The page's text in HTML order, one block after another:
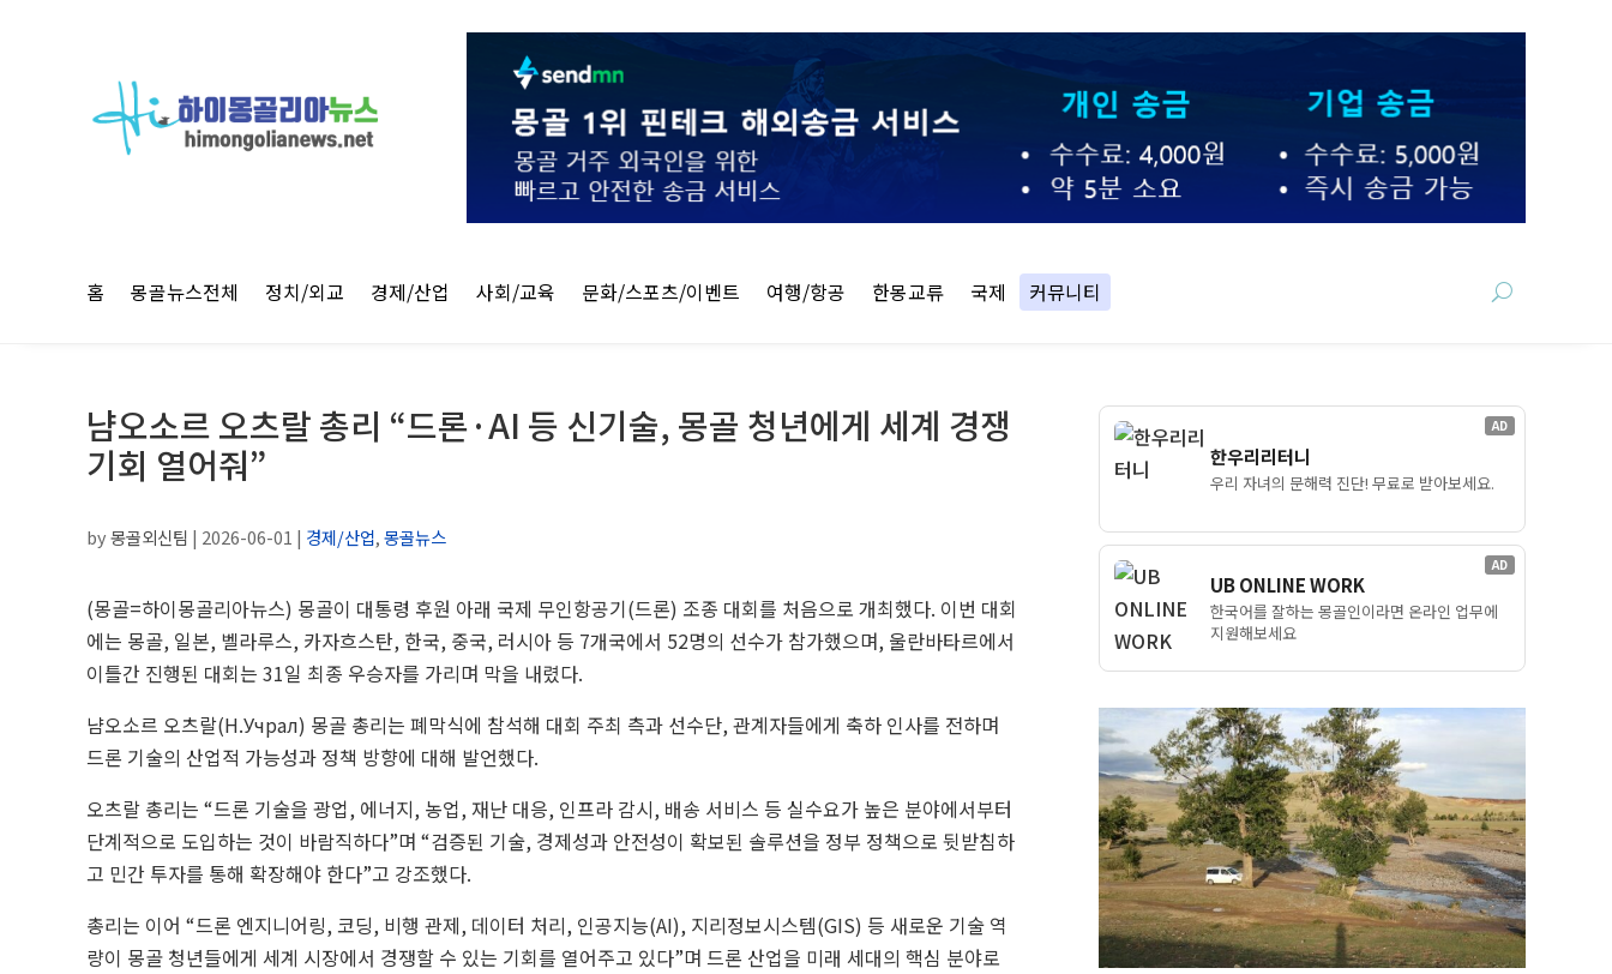
홈 몽골뉴스전체 정치/외교 경제/산업 사회/교육 문화/스포츠/이벤트 여행/항공 한몽교류 국제 커뮤니티
냠오소르 오츠랄 총리 “드론·AI 등 신기술, 몽골 청년에게 세계 경쟁
기회 열어줘”
by몽골외신팀 | 2026-06-01 | 경제/산업,몽골뉴스
(몽골=하이몽골리아뉴스) 몽골이 대통령 후원 아래 국제 무인항공기(드론) 조종 대회를 처음으로 개최했다. 이번 대회
에는 몽골, 일본, 벨라루스, 카자흐스탄, 한국, 중국, 러시아 등 7개국에서 52명의 선수가 참가했으며, 울란바타르에서
이틀간 진행된 대회는 31일 최종 우승자를 가리며 막을 내렸다.
냠오소르 오츠랄(Н.Учрал) 몽골 총리는 폐막식에 참석해 대회 주최 측과 선수단, 관계자들에게 축하 인사를 전하며
드론 기술의 산업적 가능성과 정책 방향에 대해 발언했다.
오츠랄 총리는 “드론 기술을 광업, 에너지, 농업, 재난 대응, 인프라 감시, 배송 서비스 등 실수요가 높은 분야에서부터
단계적으로 도입하는 것이 바람직하다”며 “검증된 기술, 경제성과 안전성이 확보된 솔루션을 정부 정책으로 뒷받침하
고 민간 투자를 통해 확장해야 한다”고 강조했다.
총리는 이어 “드론 엔지니어링, 코딩, 비행 관제, 데이터 처리, 인공지능(AI), 지리정보시스템(GIS) 등 새로운 기술 역
량이 몽골 청년들에게 세계 시장에서 경쟁할 수 있는 기회를 열어주고 있다”며 드론 산업을 미래 세대의 핵심 분야로
AD
한우리리터니
우리 자녀의 문해력 진단! 무료로 받아보세요.
AD
UB ONLINE WORK
한국어를 잘하는 몽골인이라면 온라인 업무에
지원해보세요